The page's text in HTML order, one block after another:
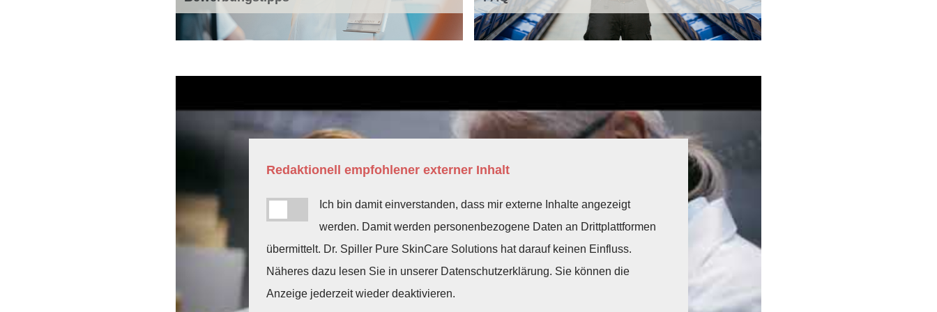
Redaktionell empfohlener externer Inhalt
Ich bin damit einverstanden, dass mir externe Inhalte angezeigt
werden. Damit werden personenbezogene Daten an Drittplattformen
übermittelt. Dr. Spiller Pure SkinCare Solutions hat darauf keinen Einfluss.
Näheres dazu lesen Sie in unserer Datenschutzerklärung. Sie können die
Anzeige jederzeit wieder deaktivieren.